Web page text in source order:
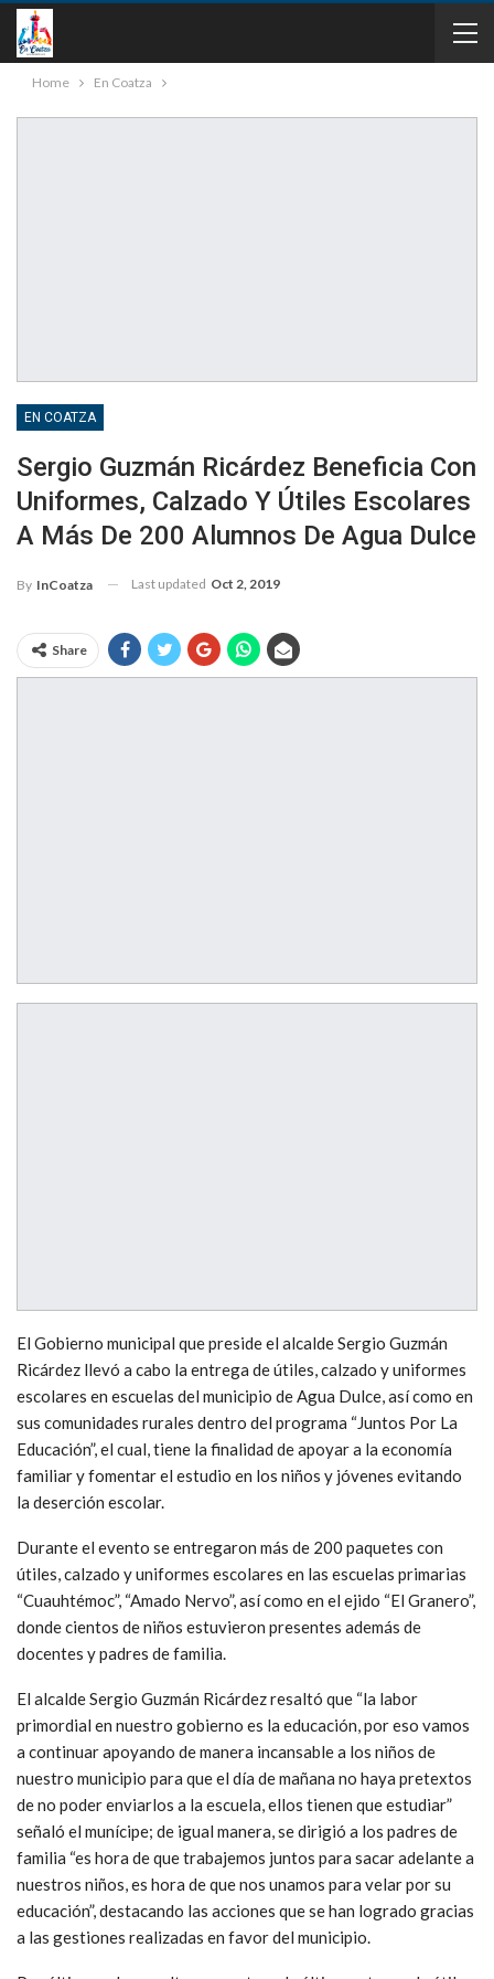
Home En Coatza
EN COATZA
Sergio Guzmán Ricárdez Beneficia Con
Uniformes, Calzado Y Útiles Escolares
A Más De 200 Alumnos De Agua Dulce
By InCoatza Last updated Oct 2, 2019
Share
El Gobierno municipal que preside el alcalde Sergio Guzmán
Ricárdez llevó a cabo la entrega de útiles, calzado y uniformes
escolares en escuelas del municipio de Agua Dulce, así como en
sus comunidades rurales dentro del programa “Juntos Por La
Educación”, el cual, tiene la finalidad de apoyar a la economía
familiar y fomentar el estudio en los niños y jóvenes evitando
la deserción escolar.
Durante el evento se entregaron más de 200 paquetes con
útiles, calzado y uniformes escolares en las escuelas primarias
“Cuauhtémoc”, “Amado Nervo”, así como en el ejido “El Granero”,
donde cientos de niños estuvieron presentes además de
docentes y padres de familia.
El alcalde Sergio Guzmán Ricárdez resaltó que “la labor
primordial en nuestro gobierno es la educación, por eso vamos
a continuar apoyando de manera incansable a los niños de
nuestro municipio para que el día de mañana no haya pretextos
de no poder enviarlos a la escuela, ellos tienen que estudiar”
señaló el munícipe; de igual manera, se dirigió a los padres de
familia “es hora de que trabajemos juntos para sacar adelante a
nuestros niños, es hora de que nos unamos para velar por su
educación”, destacando las acciones que se han logrado gracias
a las gestiones realizadas en favor del municipio.